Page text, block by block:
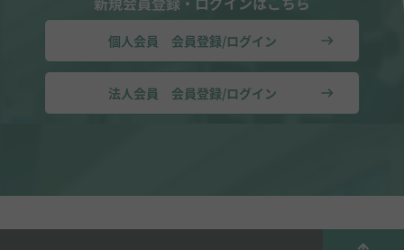
個人会員 会員登録/ログイン
法人会員 会員登録/ログイン